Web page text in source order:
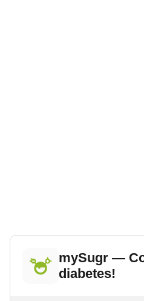
mySugr —
diabetes!